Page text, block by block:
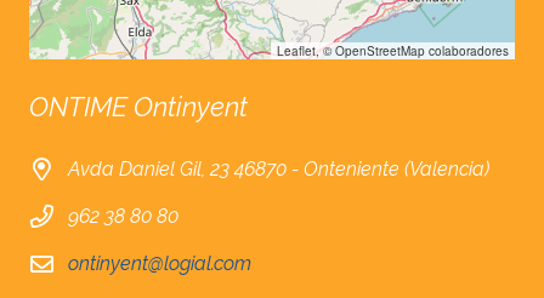
Leaflet, ©OpenStreetMap colaboradores
ONTIME Ontinyent
Avda Daniel Gil, 23 46870 - Onteniente (Valencia)
962 38 80 80
ontinyent@logial.com